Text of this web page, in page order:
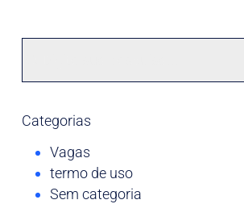
Categorias
Vagas
termo de uso
Sem categoria